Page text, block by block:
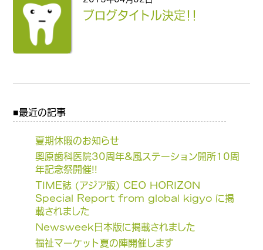
ブログタイトル決定！！
最近の記事
夏期休暇のお知らせ
奥原歯科医院30周年&風ステーション開所10周
年記念祭開催!!
TIME誌 (アジア版) CEO HORIZON
Special Report from global kigyo に掲
載されました
Newsweek日本版に掲載されました
福祉マーケット夏の陣開催します